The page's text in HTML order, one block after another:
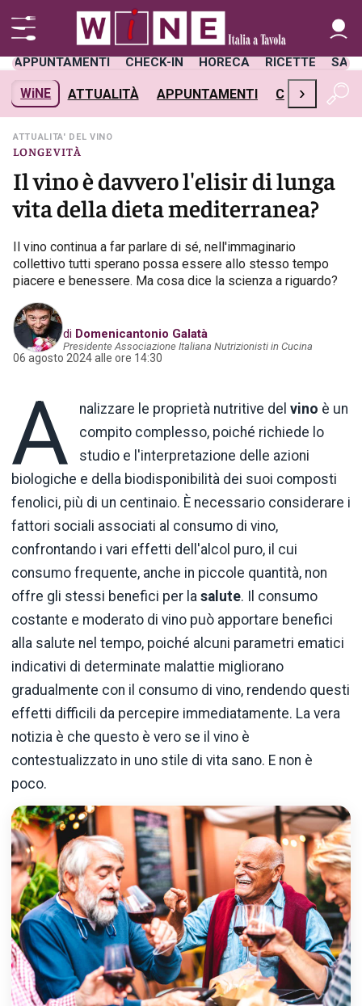
APPUNTAMENTI CHECK-IN HORECA RICETTE
WiNE ATTUALITÀ APPUNTAMENTI CHECK-IN
›
LONGEVITÀ
ATTUALITA' DEL VINO
Il vino è davvero l'elisir di lunga
vita della dieta mediterranea?
Il vino continua a far parlare di sé, nell'immaginario
collettivo tutti sperano possa essere allo stesso tempo
piacere e benessere. Ma cosa dice la scienza a riguardo?
di Domenicantonio Galatà
Presidente Associazione Italiana Nutrizionisti in Cucina
06 agosto 2024 alle ore 14:30
A nalizzare le proprietà nutritive delvino è un
compito complesso, poiché richiede lo
studio e l'interpretazione delle azioni
biologiche e della biodisponibilità dei suoi composti
fenolici, più di un centinaio. È necessario considerare i
fattori sociali associati al consumo di vino,
confrontando i vari effetti dell'alcol puro, il cui
consumo frequente, anche in piccole quantità, non
offre gli stessi benefici per la salute. Il consumo
costante e moderato di vino può apportare benefici
alla salute nel tempo, poiché alcuni parametri ematici
indicativi di determinate malattie migliorano
gradualmente con il consumo di vino, rendendo questi
effetti difficili da percepire immediatamente. La vera
notizia è che questo è vero se il vino è
contestualizzato in uno stile di vita sano. E non è
poco.